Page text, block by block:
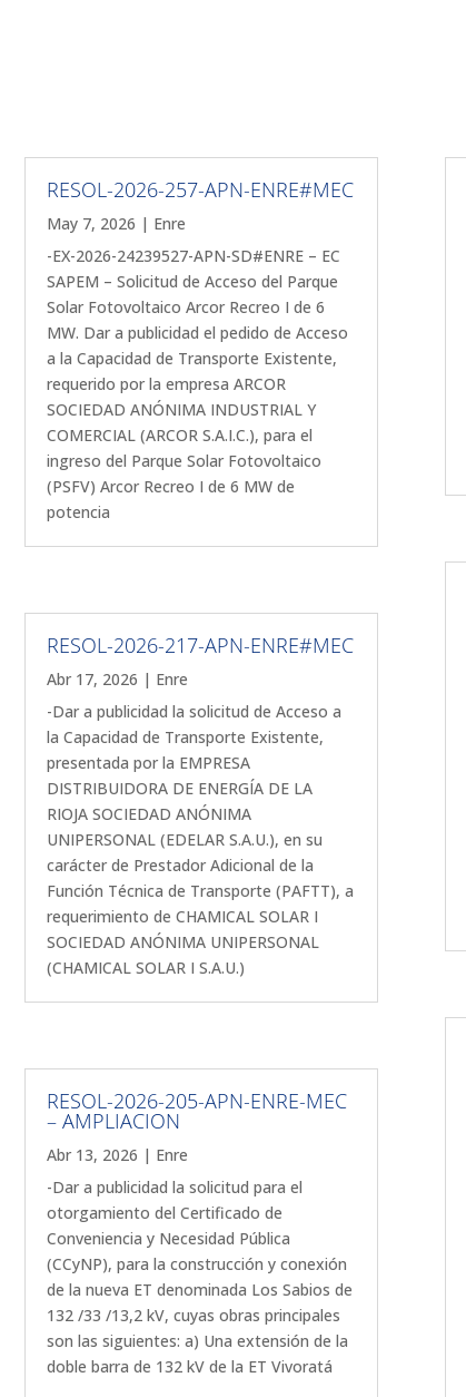
RESOL-2026-257-APN-ENRE#MEC
May 7, 2026 | Enre
-EX-2026-24239527-APN-SD#ENRE – EC
SAPEM – Solicitud de Acceso del Parque
Solar Fotovoltaico Arcor Recreo I de 6
MW. Dar a publicidad el pedido de Acceso
a la Capacidad de Transporte Existente,
requerido por la empresa ARCOR
SOCIEDAD ANÓNIMA INDUSTRIAL Y
COMERCIAL (ARCOR S.A.I.C.), para el
ingreso del Parque Solar Fotovoltaico
(PSFV) Arcor Recreo I de 6 MW de
potencia
RESOL-2026-217-APN-ENRE#MEC
Abr 17, 2026 | Enre
-Dar a publicidad la solicitud de Acceso a
la Capacidad de Transporte Existente,
presentada por la EMPRESA
DISTRIBUIDORA DE ENERGÍA DE LA
RIOJA SOCIEDAD ANÓNIMA
UNIPERSONAL (EDELAR S.A.U.), en su
carácter de Prestador Adicional de la
Función Técnica de Transporte (PAFTT), a
requerimiento de CHAMICAL SOLAR I
SOCIEDAD ANÓNIMA UNIPERSONAL
(CHAMICAL SOLAR I S.A.U.)
RESOL-2026-205-APN-ENRE-MEC
– AMPLIACION
Abr 13, 2026 | Enre
-Dar a publicidad la solicitud para el
otorgamiento del Certificado de
Conveniencia y Necesidad Pública
(CCyNP), para la construcción y conexión
de la nueva ET denominada Los Sabios de
132 /33 /13,2 kV, cuyas obras principales
son las siguientes: a) Una extensión de la
doble barra de 132 kV de la ET Vivoratá